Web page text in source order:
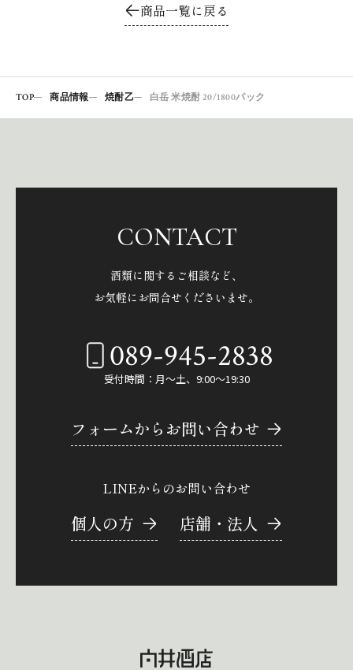
商品一覧に戻る
TOP 商品情報 焼酎乙 白岳 米焼酎 20/1800パック
CONTACT
酒類に関するご相談など、
お気軽にお問合せくださいませ。
089-945-2838
受付時間：月～土、9:00～19:30
フォームからお問い合わせ
LINEからのお問い合わせ
個人の方 店舗・法人